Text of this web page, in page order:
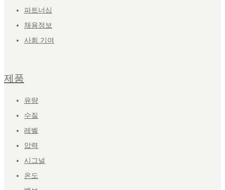
파트너십
채용정보
사회 기여
제품
유량
수질
레벨
압력
시그널
온도